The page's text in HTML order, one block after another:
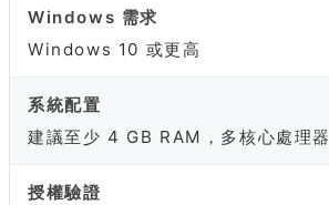
Windows 需求
Windows 10 或更高
系統配置
建議至少 4 GB RAM，多核心處理器
授權驗證